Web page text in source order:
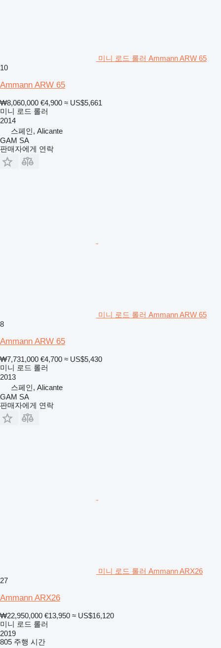
미니 로드 롤러 Ammann ARW 65
10
Ammann ARW 65
₩8,060,000 €4,900 ≈ US$5,661
미니 로드 롤러
2014
스페인, Alicante
GAM SA
판매자에게 연락
미니 로드 롤러 Ammann ARW 65
8
Ammann ARW 65
₩7,731,000 €4,700 ≈ US$5,430
미니 로드 롤러
2013
스페인, Alicante
GAM SA
판매자에게 연락
미니 로드 롤러 Ammann ARX26
27
Ammann ARX26
₩22,950,000 €13,950 ≈ US$16,120
미니 로드 롤러
2019
805 주행 시간